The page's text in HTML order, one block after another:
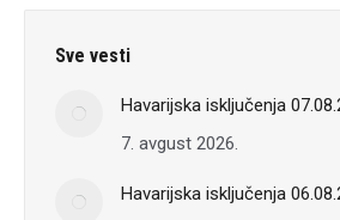
Sve vesti
Havarijska isključenja
7. avgust 2026.
Havarijska isključenja